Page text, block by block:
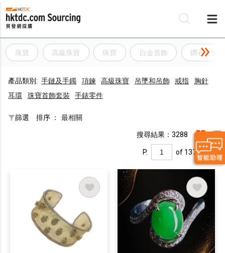
珠寶 高級珠寶 珠寶 白金首飾 鑽石首飾
產品類別: 手鏈及手鐲 項鍊 高級珠寶 吊墜和吊飾 戒指
胸針
耳環
珠寶首飾套裝 手錶零件
篩選 排序 ： 最相關
搜尋結果：3288
P. of 137